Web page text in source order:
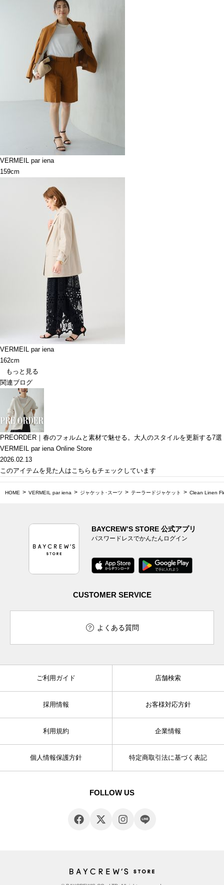
VERMEIL par iena
159cm
VERMEIL par iena
162cm
もっと見る
関連ブログ
PREORDER｜春のフォルムと素材で魅せる。大人のスタイルを更新する7選
VERMEIL par iena Online Store
2026.02.13
このアイテムを見た人はこちらもチェックしています
HOME VERMEIL par iena ジャケット･スーツ テーラードジャケット Clean Linen
BAYCREW’S STORE 公式アプリ
パスワードレスでかんたんログイン
CUSTOMER SERVICE
よくある質問
ご利用ガイド 店舗検索
採用情報 お客様対応方針
利用規約 企業情報
個人情報保護方針 特定商取引法に基づく表記
FOLLOW US